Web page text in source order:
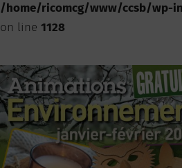
/home/ricomcg/www/ccsb/wp-
on line 1128